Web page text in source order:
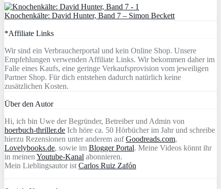
Knochenkälte: David Hunter, Band 7 – Simon Beckett
*Affiliate Links
Wir sind ein Verbraucherportal und kein Online Shop. Unsere
Empfehlungen verwenden Affiliate Links. Wir bekommen daher im
Falle eines Kaufs, eine geringe Verkaufsprovision vom jeweiligen
Partner Shop. Für dich entstehen dadurch natürlich keine
zusätzlichen Kosten.
Über den Autor
Hi, ich bin Uwe der Begründer, Betreiber und Admin von
hoerbuch-thriller.de Ich höre ca. 50 Hörbücher im Jahr und schreibe
hierzu Rezensionen unter anderem aufGoodreads.com,
Lovelybooks.de, sowie im Blogger Portal. Meine Videos könnt ihr
in meinen Youtube-Kanal abonnieren.
Mein Lieblingsautor ist Carlos Ruiz Zafón